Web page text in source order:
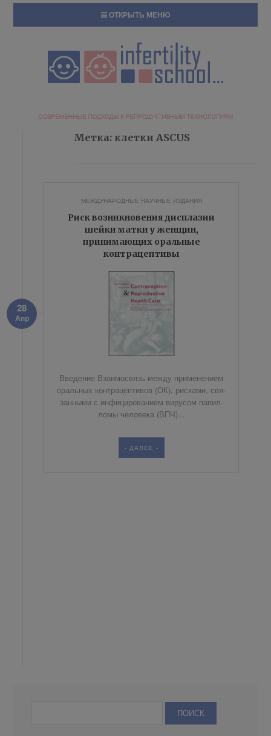
ОТКРЫТЬ МЕНЮ
Метка: клетки ASCUS
МЕЖДУНАРОДНЫЕ НАУЧНЫЕ ИЗДАНИЯ
Риск возникновения дисплазии
шейки матки у женщин,
принимающих оральные
контрацептивы
28
Апр
Вве­дение Вза­и­мо­связь меж­ду при­ме­не­ни­ем
ораль­ных кон­тра­цеп­ти­вов (ОК), рис­ка­ми, свя­
зан­ны­ми с ин­фи­ци­ро­ва­ни­ем ви­ру­сом па­пил­
ло­мы че­ло­ве­ка (ВПЧ)...
- ДАЛЕЕ -